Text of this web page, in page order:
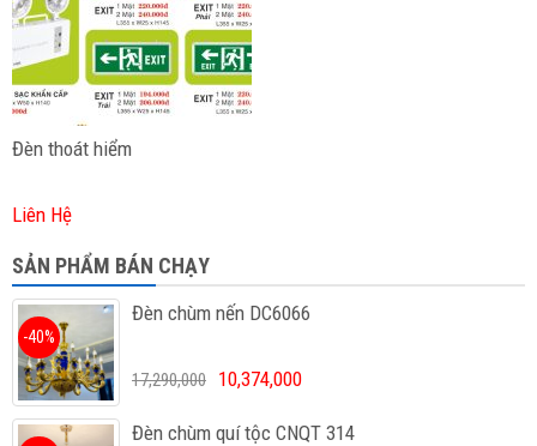
Đèn thoát hiểm
Liên Hệ
SẢN PHẨM BÁN CHẠY
Đèn chùm nến DC6066
-40%
17,290,000 10,374,000
Đèn chùm quí tộc CNQT 314